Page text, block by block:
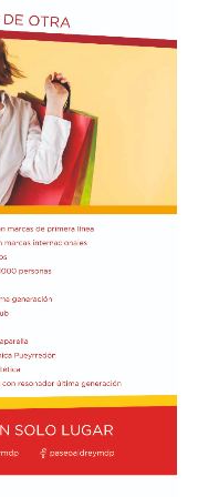
posición
8 de valoración
triple empate entre
en Alpine; Liam
de Mercedes,
de Racing Bulls,
Lando Norris, de
con un puntaje de
figura en el
de 7,4.
igualados en el
acompañó la
escrito sobre